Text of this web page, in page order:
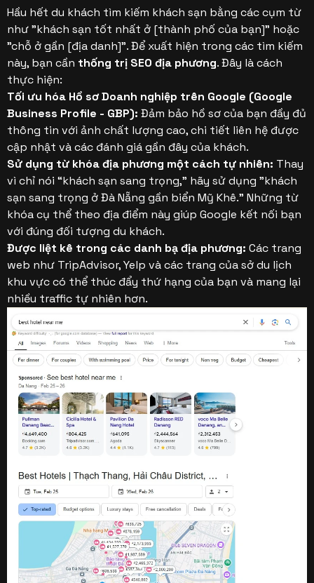
Hầu hết du khách tìm kiếm khách sạn bằng các cụm từ
như "khách sạn tốt nhất ở [thành phố của bạn]" hoặc
"chỗ ở gần [địa danh]". Để xuất hiện trong các tìm kiếm
này, bạn cần thống trị SEO địa phương. Đây là cách
thực hiện:
Tối ưu hóa Hồ sơ Doanh nghiệp trên Google (Google
Business Profile - GBP): Đảm bảo hồ sơ của bạn đầy đủ
thông tin với ảnh chất lượng cao, chi tiết liên hệ được
cập nhật và các đánh giá gần đây của khách.
Sử dụng từ khóa địa phương một cách tự nhiên: Thay
vì chỉ nói “khách sạn sang trọng,” hãy sử dụng "khách
sạn sang trọng ở Đà Nẵng gần biển Mỹ Khê." Những từ
khóa cụ thể theo địa điểm này giúp Google kết nối bạn
với đúng đối tượng du khách.
Được liệt kê trong các danh bạ địa phương: Các trang
web như TripAdvisor, Yelp và các trang của sở du lịch
khu vực có thể thúc đẩy thứ hạng của bạn và mang lại
nhiều traffic tự nhiên hơn.